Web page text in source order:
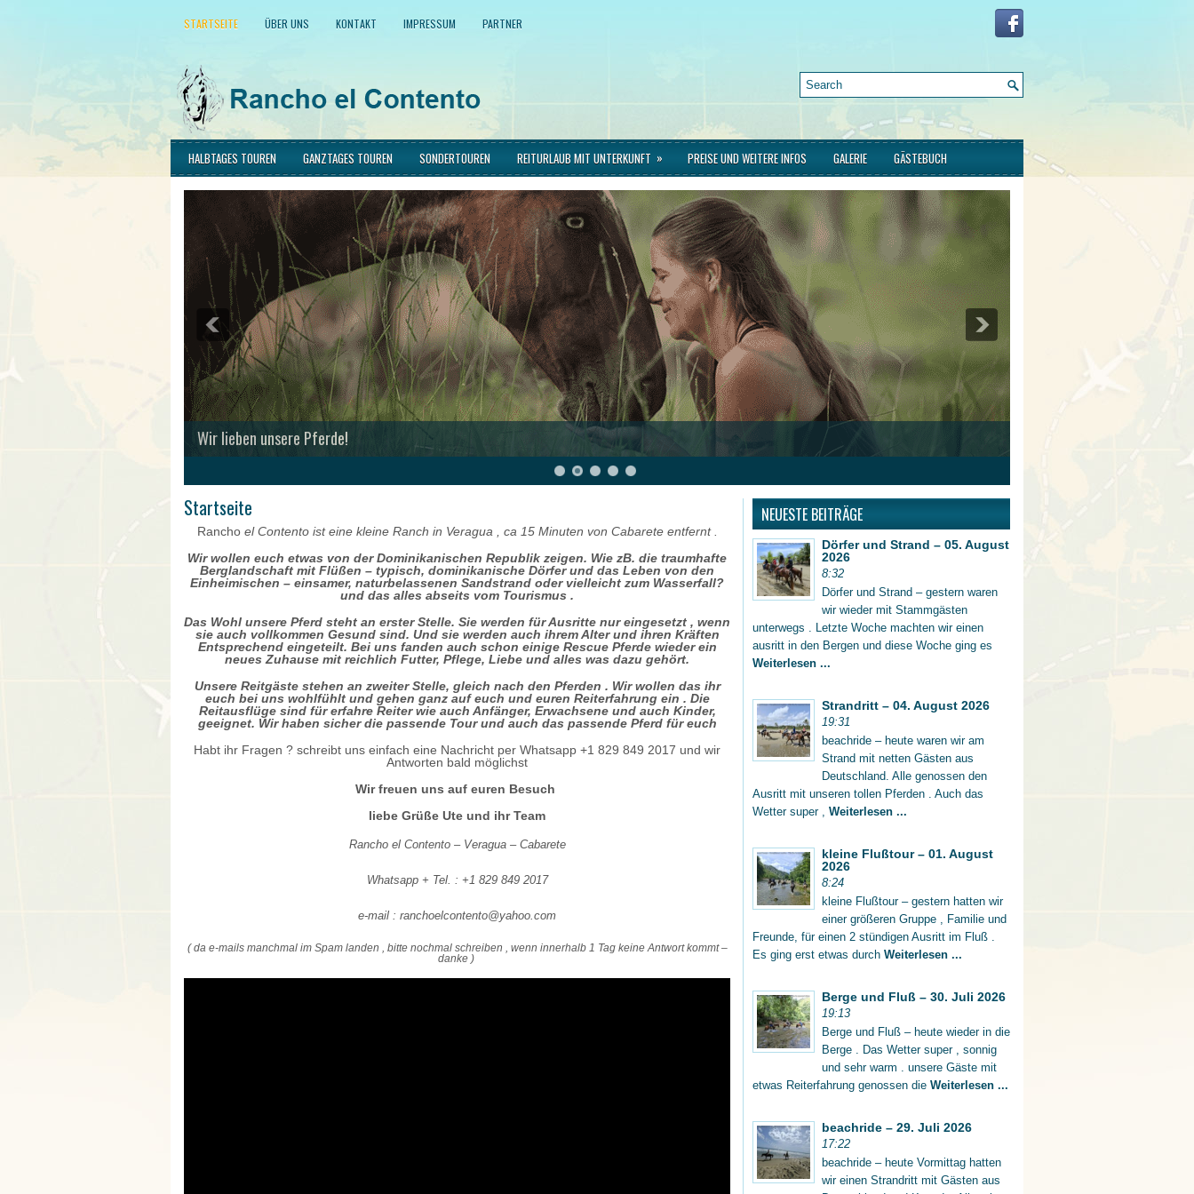
STARTSEITE ÜBER UNS KONTAKT IMPRESSUM PARTNER
HALBTAGES TOUREN GANZTAGES TOUREN SONDERTOUREN REITURLAUB MIT UNTERKUNFT » PREISE UND WEITERE INFOS GALERIE GÄSTEBUCH
Wir lieben unsere Pferde!
Startseite
Ranchoel Contento ist eine kleine Ranch in Veragua , ca 15 Minuten von Cabarete entfernt .
Wir wollen euch etwas von der Dominikanischen Republik zeigen. Wie zB. die traumhafte
Berglandschaft mit Flüßen – typisch, dominikanische Dörfer und das Leben von den
Einheimischen – einsamer, naturbelassenen Sandstrand oder vielleicht zum Wasserfall?
und das alles abseits vom Tourismus .
Das Wohl unsere Pferd steht an erster Stelle. Sie werden für Ausritte nur eingesetzt , wenn
sie auch vollkommen Gesund sind. Und sie werden auch ihrem Alter und ihren Kräften
Entsprechend eingeteilt. Bei uns fanden auch schon einige Rescue Pferde wieder ein
neues Zuhause mit reichlich Futter, Pflege, Liebe und alles was dazu gehört.
Unsere Reitgäste stehen an zweiter Stelle, gleich nach den Pferden . Wir wollen das ihr
euch bei uns wohlfühlt und gehen ganz auf euch und euren Reiterfahrung ein . Die
Reitausflüge sind für erfahre Reiter wie auch Anfänger, Erwachsene und auch Kinder,
geeignet. Wir haben sicher die passende Tour und auch das passende Pferd für euch
Habt ihr Fragen ? schreibt uns einfach eine Nachricht per Whatsapp +1 829 849 2017 und wir
Antworten bald möglichst
Wir freuen uns auf euren Besuch
liebe Grüße Ute und ihr Team
Rancho el Contento – Veragua – Cabarete
Whatsapp + Tel. : +1 829 849 2017
e-mail : ranchoelcontento@yahoo.com
( da e-mails manchmal im Spam landen , bitte nochmal schreiben , wenn innerhalb 1 Tag keine Antwort kommt –
danke )
NEUESTE BEITRÄGE
Dörfer und Strand – 05. August
2026
8:32
Dörfer und Strand – gestern waren
wir wieder mit Stammgästen
unterwegs . Letzte Woche machten wir einen
ausritt in den Bergen und diese Woche ging es
Weiterlesen ...
Strandritt – 04. August 2026
19:31
beachride – heute waren wir am
Strand mit netten Gästen aus
Deutschland. Alle genossen den
Ausritt mit unseren tollen Pferden . Auch das
Wetter super , Weiterlesen ...
kleine Flußtour – 01. August
2026
8:24
kleine Flußtour – gestern hatten wir
einer größeren Gruppe , Familie und
Freunde, für einen 2 stündigen Ausritt im Fluß .
Es ging erst etwas durch Weiterlesen ...
Berge und Fluß – 30. Juli 2026
19:13
Berge und Fluß – heute wieder in die
Berge . Das Wetter super , sonnig
und sehr warm . unsere Gäste mit
etwas Reiterfahrung genossen die Weiterlesen ...
beachride – 29. Juli 2026
17:22
beachride – heute Vormittag hatten
wir einen Strandritt mit Gästen aus